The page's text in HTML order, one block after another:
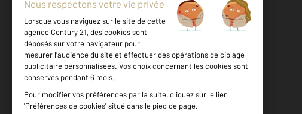
Votre agence est notée
Achat
Location